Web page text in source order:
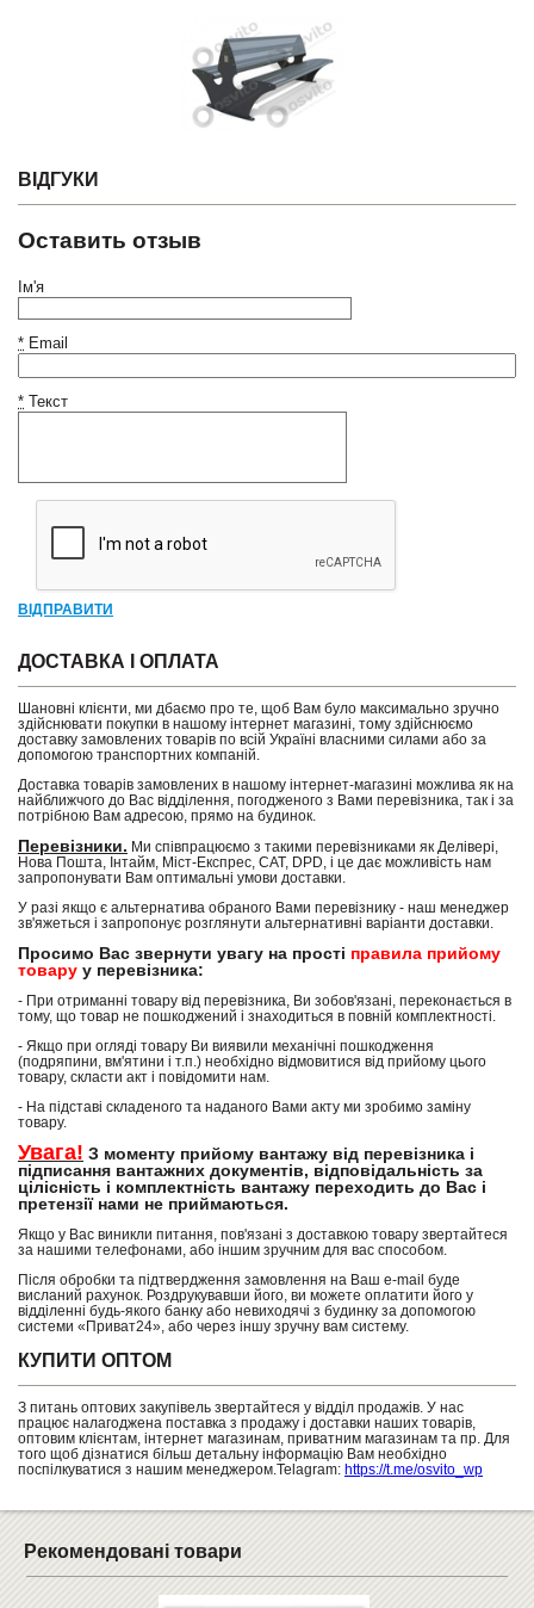
ВІДГУКИ
Оставить отзыв
Ім'я
* Email
* Текст
ВІДПРАВИТИ
ДОСТАВКА І ОПЛАТА
Шановні клієнти, ми дбаємо про те, щоб Вам було максимально зручно
здійснювати покупки в нашому інтернет магазині, тому здійснюємо
доставку замовлених товарів по всій Україні власними силами або за
допомогою транспортних компаній.
Доставка товарів замовлених в нашому інтернет-магазині можлива як на
найближчого до Вас відділення, погодженого з Вами перевізника, так і за
потрібною Вам адресою, прямо на будинок.
Перевізники. Ми співпрацюємо з такими перевізниками як Делівері,
Нова Пошта, Інтайм, Міст-Експрес, САТ, DPD, і це дає можливість нам
запропонувати Вам оптимальні умови доставки.
У разі якщо є альтернатива обраного Вами перевізнику - наш менеджер
зв'яжеться і запропонує розглянути альтернативні варіанти доставки.
Просимо Вас звернути увагу на прості правила прийому
товару у перевізника:
- При отриманні товару від перевізника, Ви зобов'язані, переконається в
тому, що товар не пошкоджений і знаходиться в повній комплектності.
- Якщо при огляді товару Ви виявили механічні пошкодження
(подряпини, вм'ятини і т.п.) необхідно відмовитися від прийому цього
товару, скласти акт і повідомити нам.
- На підставі складеного та наданого Вами акту ми зробимо заміну
товару.
Увага! З моменту прийому вантажу від перевізника і
підписання вантажних документів, відповідальність за
цілісність і комплектність вантажу переходить до Вас і
претензії нами не приймаються.
Якщо у Вас виникли питання, пов'язані з доставкою товару звертайтеся
за нашими телефонами, або іншим зручним для вас способом.
Після обробки та підтвердження замовлення на Ваш e-mail буде
висланий рахунок. Роздрукувавши його, ви можете оплатити його у
відділенні будь-якого банку або невиходячі з будинку за допомогою
системи «Приват24», або через іншу зручну вам систему.
КУПИТИ ОПТОМ
З питань оптових закупівель звертайтеся у відділ продажів. У нас
працює налагоджена поставка з продажу і доставки наших товарів,
оптовим клієнтам, інтернет магазинам, приватним магазинам та пр. Для
того щоб дізнатися більш детальну інформацію Вам необхідно
поспілкуватися з нашим менеджером.Telagram: https://t.me/osvito_wp
Рекомендовані товари